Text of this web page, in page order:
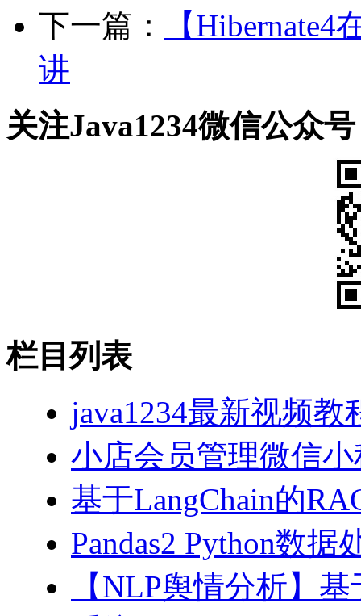
下一篇：
【
讲
关注Java1234微信公众号
栏目列表
java1234最新视频教
小店会员管理微信
基于LangChain的
Pandas2 Python数
【NLP舆情分析】